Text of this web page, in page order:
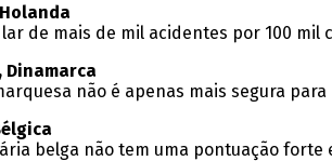
de mais de mil acidentes por 100 mil
Dinamarca
não é apenas mais segura
belga não tem uma pontuação forte